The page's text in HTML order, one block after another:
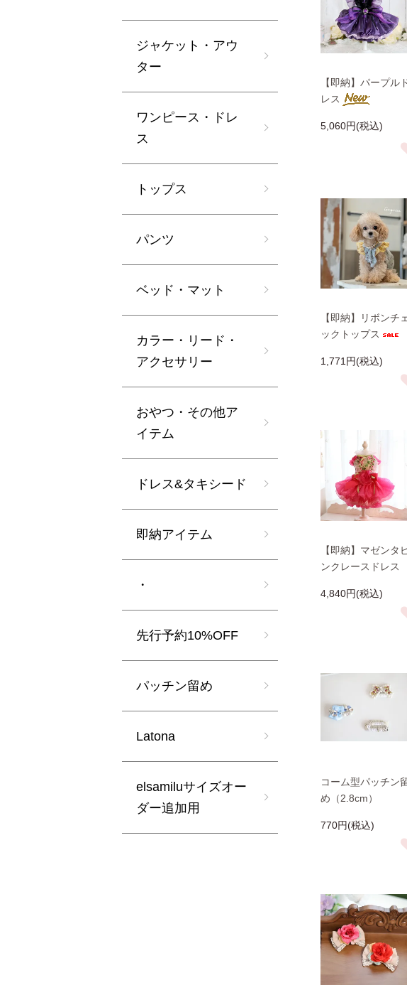
【即納】パープル
レス
5,060円(税込)
【即納】リボンチェ
ックトップス
1,771円(税込)
【即納】マゼンタ
ンクレースドレス
4,840円(税込)
コーム型パッチン
め（2.8cm）
770円(税込)
ジャケット・アウ
ター
ワンピース・ドレ
ス
トップス
パンツ
ベッド・マット
カラー・リード・
アクセサリー
おやつ・その他ア
イテム
ドレス&タキシード
即納アイテム
・
先行予約10%OFF
パッチン留め
Latona
elsamiluサイズオー
ダー追加用